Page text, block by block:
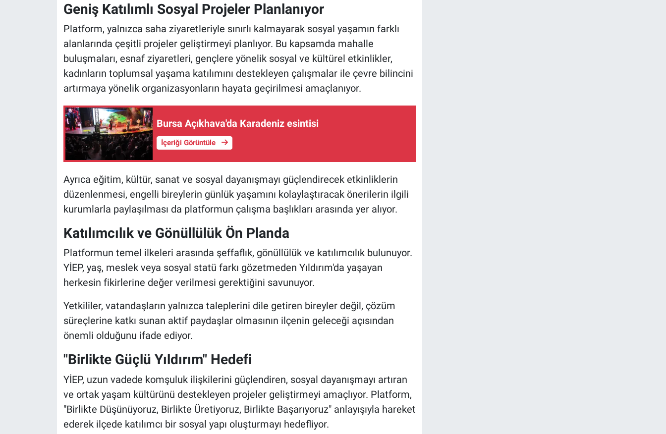
Geniş Katılımlı Sosyal Projeler Planlanıyor
Platform, yalnızca saha ziyaretleriyle sınırlı kalmayarak sosyal yaşamın farklı
alanlarında çeşitli projeler geliştirmeyi planlıyor. Bu kapsamda mahalle
buluşmaları, esnaf ziyaretleri, gençlere yönelik sosyal ve kültürel etkinlikler,
kadınların toplumsal yaşama katılımını destekleyen çalışmalar ile çevre bilincini
artırmaya yönelik organizasyonların hayata geçirilmesi amaçlanıyor.
Bursa Açıkhava'da Karadeniz esintisi
İçeriği Görüntüle
Ayrıca eğitim, kültür, sanat ve sosyal dayanışmayı güçlendirecek etkinliklerin
düzenlenmesi, engelli bireylerin günlük yaşamını kolaylaştıracak önerilerin ilgili
kurumlarla paylaşılması da platformun çalışma başlıkları arasında yer alıyor.
Katılımcılık ve Gönüllülük Ön Planda
Platformun temel ilkeleri arasında şeffaflık, gönüllülük ve katılımcılık bulunuyor.
YİEP, yaş, meslek veya sosyal statü farkı gözetmeden Yıldırım'da yaşayan
herkesin fikirlerine değer verilmesi gerektiğini savunuyor.
Yetkililer, vatandaşların yalnızca taleplerini dile getiren bireyler değil, çözüm
süreçlerine katkı sunan aktif paydaşlar olmasının ilçenin geleceği açısından
önemli olduğunu ifade ediyor.
"Birlikte Güçlü Yıldırım" Hedefi
YİEP, uzun vadede komşuluk ilişkilerini güçlendiren, sosyal dayanışmayı artıran
ve ortak yaşam kültürünü destekleyen projeler geliştirmeyi amaçlıyor. Platform,
"Birlikte Düşünüyoruz, Birlikte Üretiyoruz, Birlikte Başarıyoruz" anlayışıyla hareket
ederek ilçede katılımcı bir sosyal yapı oluşturmayı hedefliyor.